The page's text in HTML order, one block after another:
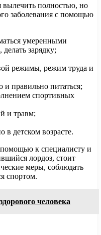
вылечить полностью, но
заболевания с помощью
умеренными
зарядку;
режимы, режим труда и
и правильно питаться;
спортивных
и травм;
в детском возрасте.
к специалисту и
лордоз, стоит
меры, соблюдать
спортом.
человека